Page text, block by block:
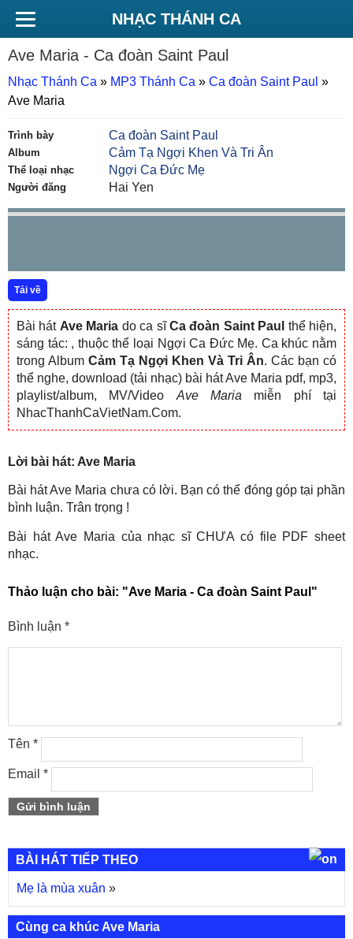
NHẠC THÁNH CA
Ave Maria - Ca đoàn Saint Paul
Nhạc Thánh Ca » MP3 Thánh Ca » Ca đoàn Saint Paul »
Ave Maria
Trình bày Ca đoàn Saint Paul
Album Cảm Tạ Ngợi Khen Và Tri Ân
Thể loại nhạc Ngợi Ca Đức Mẹ
Người đăng Hai Yen
Tải về
Bài hát Ave Maria do ca sĩCa đoàn Saint Paul thể hiện,
sáng tác: , thuộc thể loại Ngợi Ca Đức Mẹ. Ca khúc nằm
trong Album Cảm Tạ Ngợi Khen Và Tri Ân. Các bạn có
thể nghe, download (tải nhạc) bài hát Ave Maria pdf, mp3,
playlist/album, MV/Video Ave Maria miễn phí tại
NhacThanhCaVietNam.Com.
Lời bài hát: Ave Maria
Bài hát Ave Maria chưa có lời. Bạn có thể đóng góp tại phần
bình luận. Trân trọng !
Bài hát Ave Maria của nhạc sĩ CHƯA có file PDF sheet
nhạc.
Thảo luận cho bài: "Ave Maria - Ca đoàn Saint Paul"
Bình luận *
Tên *
Email *
BÀI HÁT TIẾP THEO
Mẹ là mùa xuân »
Cùng ca khúc Ave Maria